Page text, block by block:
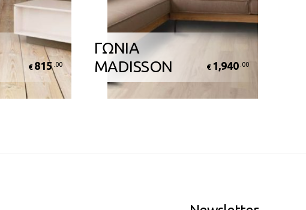
€ 815 .00
ΓΩΝΙΑ
MADISSON
€ 1,940 .00